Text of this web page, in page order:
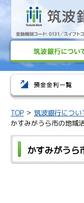
TOP 筑波銀行につい
かすみがうら市の地域
かすみがうら